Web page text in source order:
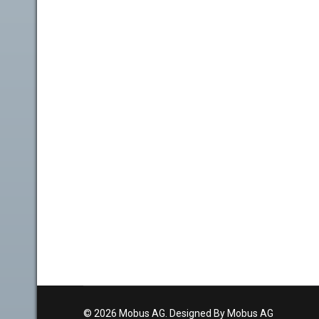
© 2026 Mobus AG. Designed By Mobus AG